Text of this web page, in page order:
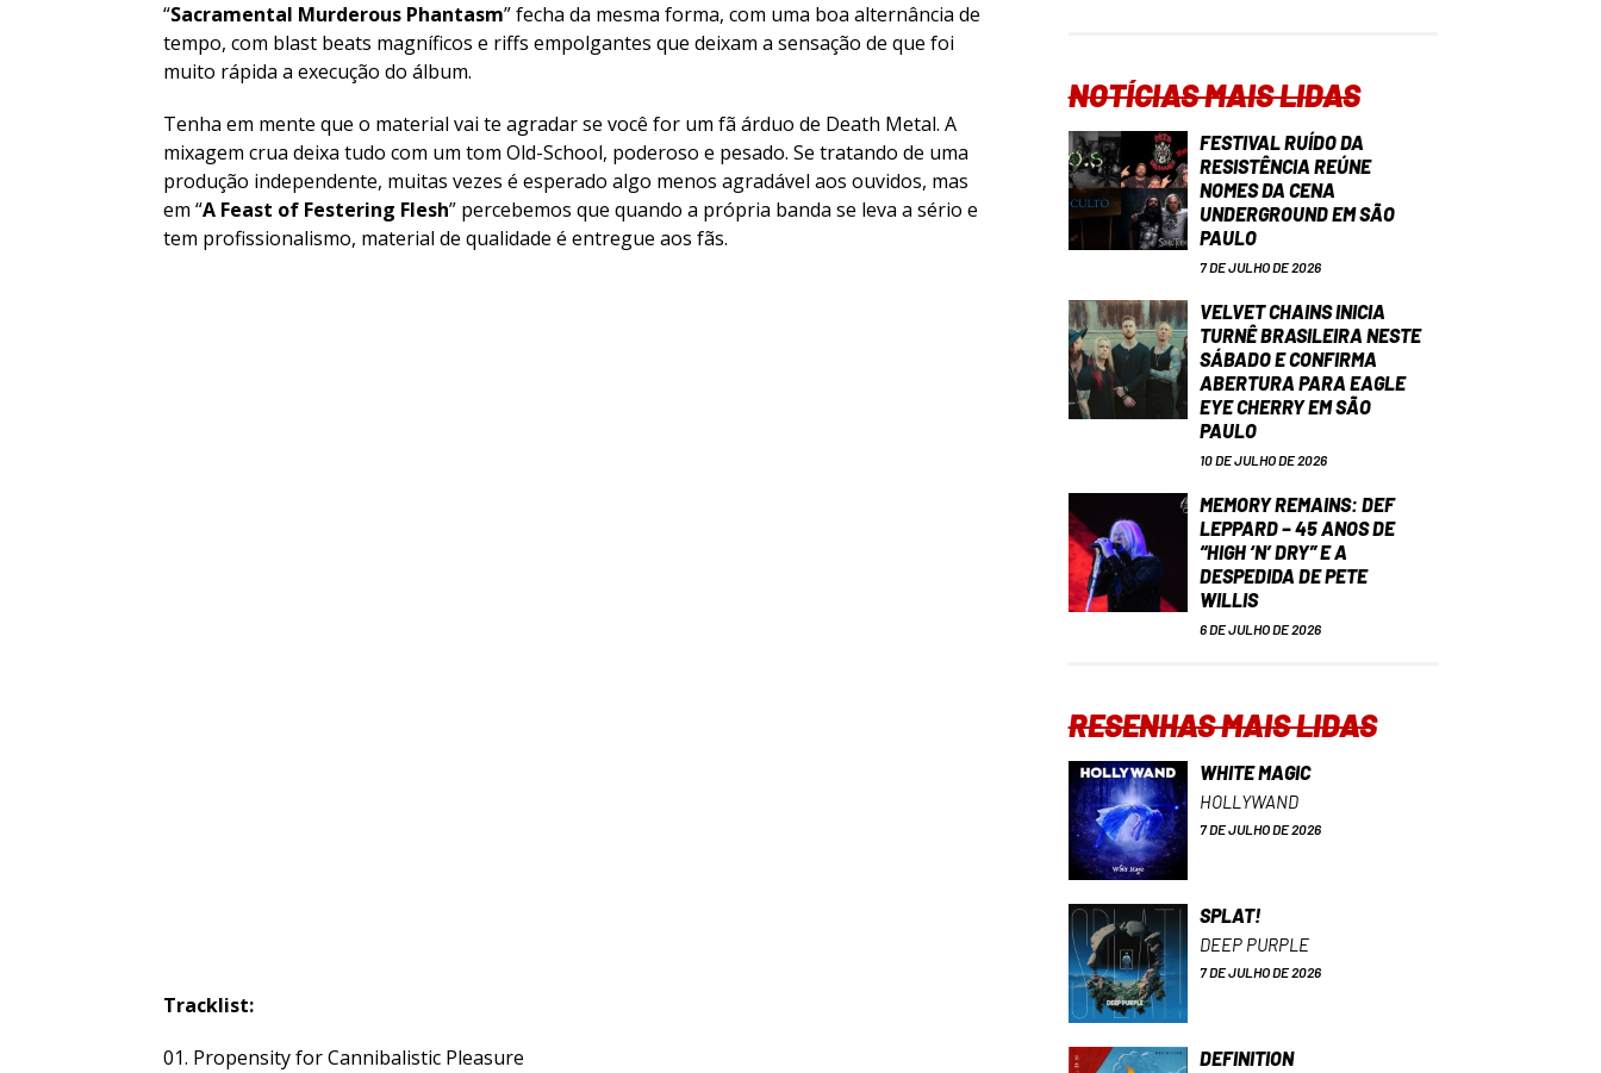
“Sacramental Murderous Phantasm” fecha da mesma forma, com uma boa alternância de
tempo, com blast beats magníficos e riffs empolgantes que deixam a sensação de que foi
muito rápida a execução do álbum.
Tenha em mente que o material vai te agradar se você for um fã árduo de Death Metal. A
mixagem crua deixa tudo com um tom Old-School, poderoso e pesado. Se tratando de uma
produção independente, muitas vezes é esperado algo menos agradável aos ouvidos, mas
em “A Feast of Festering Flesh” percebemos que quando a própria banda se leva a sério e
tem profissionalismo, material de qualidade é entregue aos fãs.
Tracklist:
01. Propensity for Cannibalistic Pleasure
NOTÍCIAS MAIS LIDAS
FESTIVAL RUÍDO DA
RESISTÊNCIA REÚNE
NOMES DA CENA
UNDERGROUND EM SÃO
PAULO
7 DE JULHO DE 2026
VELVET CHAINS INICIA
TURNÊ BRASILEIRA NESTE
SÁBADO E CONFIRMA
ABERTURA PARA EAGLE
EYE CHERRY EM SÃO
PAULO
10 DE JULHO DE 2026
MEMORY REMAINS: DEF
LEPPARD – 45 ANOS DE
“HIGH ‘N’ DRY” E A
DESPEDIDA DE PETE
WILLIS
6 DE JULHO DE 2026
RESENHAS MAIS LIDAS
WHITE MAGIC
HOLLYWAND
7 DE JULHO DE 2026
SPLAT!
DEEP PURPLE
7 DE JULHO DE 2026
DEFINITION